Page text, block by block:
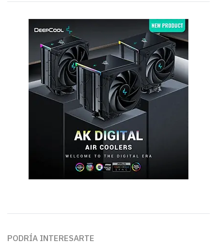
PODRÍA INTERESARTE